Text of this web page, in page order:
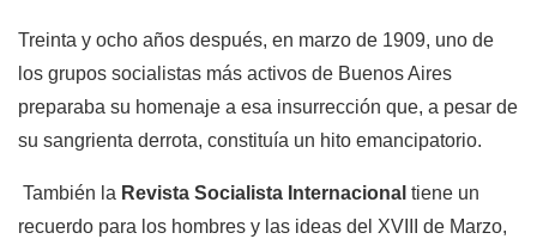
Treinta y ocho años después, en marzo de 1909, uno de
los grupos socialistas más activos de Buenos Aires
preparaba su homenaje a esa insurrección que, a pesar de
su sangrienta derrota, constituía un hito emancipatorio.
También la Revista Socialista Internacional tiene un
recuerdo para los hombres y las ideas del XVIII de Marzo,